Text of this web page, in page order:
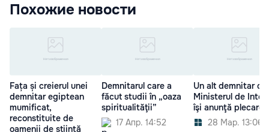
Похожие новости
Fața și creierul unei
demnitar egiptean
mumificat,
reconstituite de
oamenii de știință
Demnitarul care a
făcut studii în „oaza
spiritualităţii”
17 Апр. 14:52
Un alt demnitar din
Ministerul de
îşi anunţă plecarea
28 Мар. 13:06